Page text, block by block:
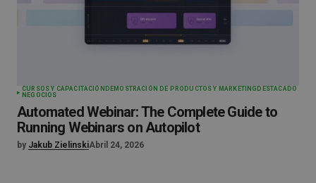
CURSOS Y CAPACITACIÓN DEMOSTRACIÓN DE PRODUCTOS Y MARKETING DESTACADO
NEGOCIOS
Automated Webinar: The Complete Guide to
Running Webinars on Autopilot
by Jakub ZielinskiAbril 24, 2026